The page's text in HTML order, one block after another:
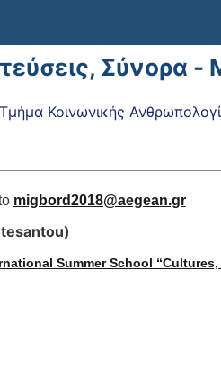
Σύνορα -
Κοινωνικής
migbord2018@aegean.gr
Summer School